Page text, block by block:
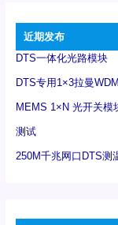
近期发布
DTS一体化光路模块
DTS专用1×3拉曼WDM
MEMS 1×N 光开关模
测试
250M千兆网口DTS测